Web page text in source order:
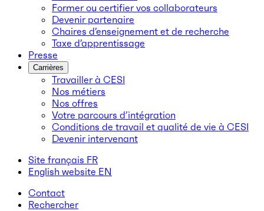
Former ou certifier vos collaborateurs
Devenir partenaire
Chaires d’enseignement et de recherche
Taxe d’apprentissage
Presse
Carrières
Travailler à CESI
Nos métiers
Nos offres
Votre parcours d’intégration
Conditions de travail et qualité de vie à CESI
Devenir intervenant
Site français FR
English website EN
Contact
Rechercher